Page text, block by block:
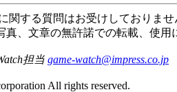
関する質問はお受けしておりませ
真、文章の無許諾での転載、使
担当 game-watch@impress.co.jp
All rights reserved.